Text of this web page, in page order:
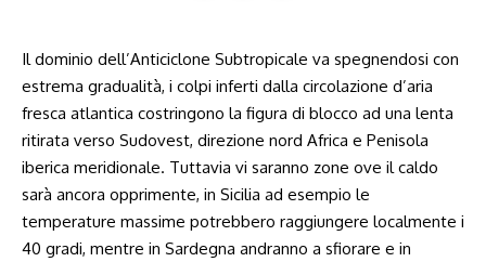
Il dominio dell’Anticiclone Subtropicale va spegnendosi con
estrema gradualità, i colpi inferti dalla circolazione d’aria
fresca atlantica costringono la figura di blocco ad una lenta
ritirata verso Sudovest, direzione nord Africa e Penisola
iberica meridionale. Tuttavia vi saranno zone ove il caldo
sarà ancora opprimente, in Sicilia ad esempio le
temperature massime potrebbero raggiungere localmente i
40 gradi, mentre in Sardegna andranno a sfiorare e in